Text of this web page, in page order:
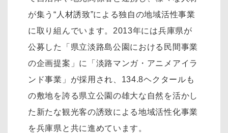
が集う“人材誘致”による独自の地域活性事業
に取り組んでいます。2013年には兵庫県が
公募した「県立淡路島公園における民間事業
の企画提案」に「淡路マンガ・アニメアイラ
ンド事業」が採用され、134.8ヘクタールも
の敷地を誇る県立公園の雄大な自然を活かし
た新たな観光客の誘致による地域活性化事業
を兵庫県と共に進めています。